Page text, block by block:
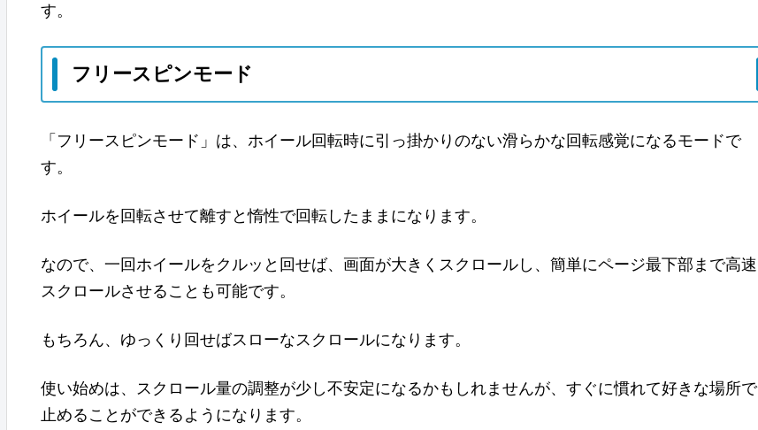
す。
フリースピンモード
「フリースピンモード」は、ホイール回転時に引っ掛かりのない滑らかな回転感覚になるモードで
す。
ホイールを回転させて離すと惰性で回転したままになります。
なので、一回ホイールをクルッと回せば、画面が大きくスクロールし、簡単にページ最下部まで高速
スクロールさせることも可能です。
もちろん、ゆっくり回せばスローなスクロールになります。
使い始めは、スクロール量の調整が少し不安定になるかもしれませんが、すぐに慣れて好きな場所で
止めることができるようになります。